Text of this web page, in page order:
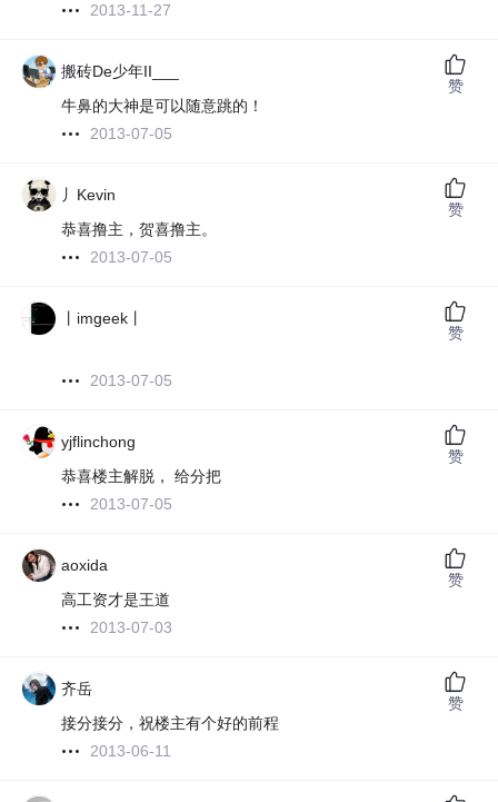
2013-11-27
搬砖De少年II___
牛鼻的大神是可以随意跳的！
2013-07-05
赞
丿Kevin
恭喜撸主，贺喜撸主。
2013-07-05
赞
丨imgeek丨
2013-07-05
赞
yjflinchong
恭喜楼主解脱， 给分把
2013-07-05
赞
aoxida
高工资才是王道
2013-07-03
赞
齐岳
接分接分，祝楼主有个好的前程
2013-06-11
赞